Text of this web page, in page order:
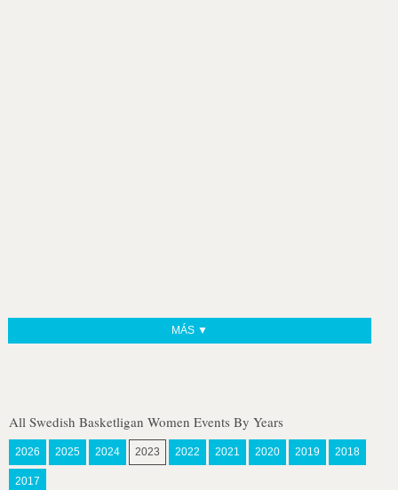
MÁS ▼
All Swedish Basketligan Women Events By Years
2026 2025 2024 2023 2022 2021 2020 2019 2018
2017